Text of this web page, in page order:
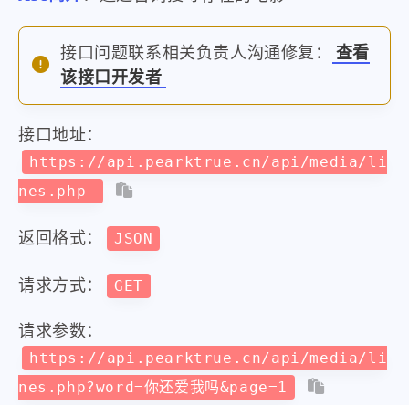
接口问题联系相关负责人沟通修复：
查看
该接口开发者
接口地址：
https://api.pearktrue.cn/api/media/li
nes.php
返回格式： JSON
请求方式： GET
请求参数：
https://api.pearktrue.cn/api/media/li
nes.php?word=你还爱我吗&page=1